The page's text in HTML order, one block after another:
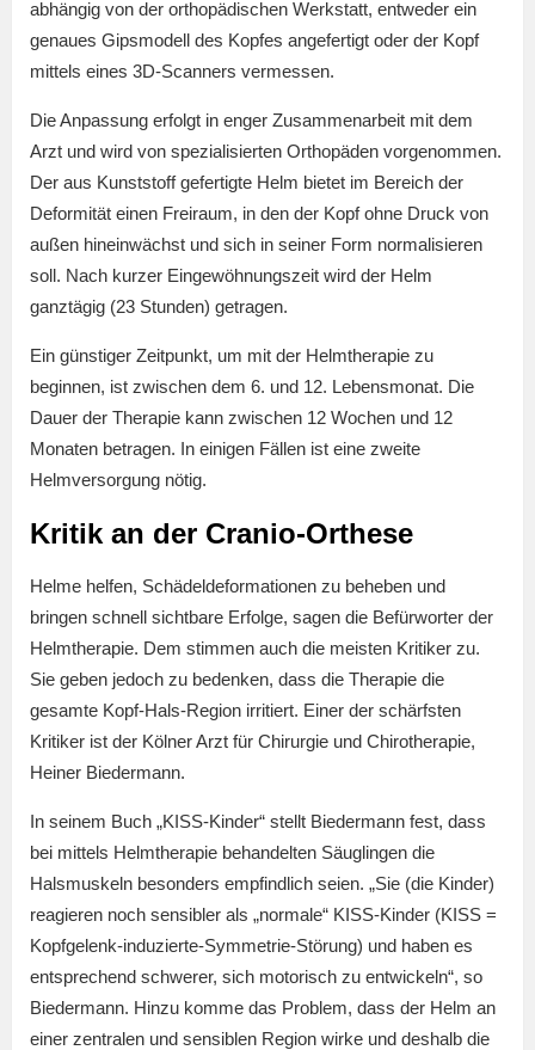
abhängig von der orthopädischen Werkstatt, entweder ein
genaues Gipsmodell des Kopfes angefertigt oder der Kopf
mittels eines 3D-Scanners vermessen.
Die Anpassung erfolgt in enger Zusammenarbeit mit dem
Arzt und wird von spezialisierten Orthopäden vorgenommen.
Der aus Kunststoff gefertigte Helm bietet im Bereich der
Deformität einen Freiraum, in den der Kopf ohne Druck von
außen hineinwächst und sich in seiner Form normalisieren
soll. Nach kurzer Eingewöhnungszeit wird der Helm
ganztägig (23 Stunden) getragen.
Ein günstiger Zeitpunkt, um mit der Helmtherapie zu
beginnen, ist zwischen dem 6. und 12. Lebensmonat. Die
Dauer der Therapie kann zwischen 12 Wochen und 12
Monaten betragen. In einigen Fällen ist eine zweite
Helmversorgung nötig.
Kritik an der Cranio-Orthese
Helme helfen, Schädeldeformationen zu beheben und
bringen schnell sichtbare Erfolge, sagen die Befürworter der
Helmtherapie. Dem stimmen auch die meisten Kritiker zu.
Sie geben jedoch zu bedenken, dass die Therapie die
gesamte Kopf-Hals-Region irritiert. Einer der schärfsten
Kritiker ist der Kölner Arzt für Chirurgie und Chirotherapie,
Heiner Biedermann.
In seinem Buch „KISS-Kinder“ stellt Biedermann fest, dass
bei mittels Helmtherapie behandelten Säuglingen die
Halsmuskeln besonders empfindlich seien. „Sie (die Kinder)
reagieren noch sensibler als „normale“ KISS-Kinder (KISS =
Kopfgelenk-induzierte-Symmetrie-Störung) und haben es
entsprechend schwerer, sich motorisch zu entwickeln“, so
Biedermann. Hinzu komme das Problem, dass der Helm an
einer zentralen und sensiblen Region wirke und deshalb die